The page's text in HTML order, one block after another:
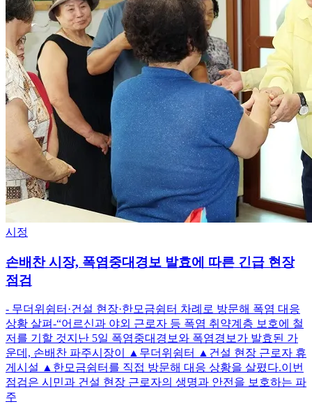
시정
손배찬 시장, 폭염중대경보 발효에 따른 긴급 현장
점검
- 무더위쉼터·건설 현장·한모금쉼터 차례로 방문해 폭염 대응
상황 살펴-“어르신과 야외 근로자 등 폭염 취약계층 보호에 철
저를 기할 것지난 5일 폭염중대경보와 폭염경보가 발효된 가
운데, 손배찬 파주시장이 ▲무더위쉼터 ▲건설 현장 근로자 휴
게시설 ▲한모금쉼터를 직접 방문해 대응 상황을 살폈다.이번
점검은 시민과 건설 현장 근로자의 생명과 안전을 보호하는 파
주